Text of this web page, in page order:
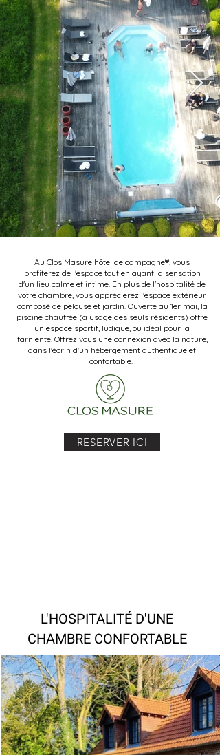
Au Clos Masure hôtel de campagne®, vous
profiterez de l'espace tout en ayant la sensation
d'un lieu calme et intime. En plus de l'hospitalité de
votre chambre, vous apprécierez l'espace extérieur
composé de pelouse et jardin. Ouverte au 1er mai, la
piscine chauffée (à usage des seuls résidents) offre
un espace sportif, ludique, ou idéal pour la
farniente. Offrez vous une connexion avec la nature,
dans l'écrin d'un hébergement authentique et
confortable.
RESERVER ICI
L'HOSPITALITÉ D'UNE
CHAMBRE CONFORTABLE